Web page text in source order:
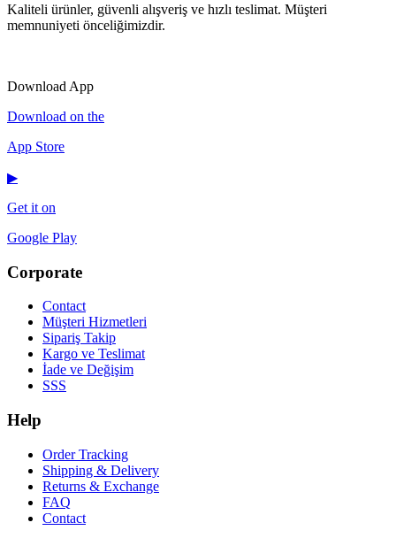
Kaliteli ürünler, güvenli alışveriş ve hızlı teslimat. Müşteri
memnuniyeti önceliğimizdir.
Download App
Download on the
App Store
▶
Get it on
Google Play
Corporate
Contact
Müşteri Hizmetleri
Sipariş Takip
Kargo ve Teslimat
İade ve Değişim
SSS
Help
Order Tracking
Shipping & Delivery
Returns & Exchange
FAQ
Contact